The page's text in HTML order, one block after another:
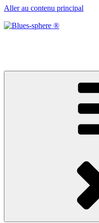
Aller au contenu principal